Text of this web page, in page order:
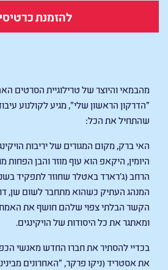
להזמנת
מהבמאי והיוצר של טרילוגיית הסרטים
"הדרקון הראשון שלי", מגיע לקולנוע
שהתחיל את הכל:
האי ברק, מקום המגורים של יריבות
היומין, היקאפ הוא עוף מוזר והבן הפחות
הרחב (ג'רארד באטלר שחוזר לתפקיד
המנהג העתיק כשהוא מתחבר לשום שן,
הקשר הבלתי צפוי שלהם חושף את
ומאתגר את כל היסודות של הויקינגים.
בכדיי להסתיר את חברו החדש מאנשי
את אסטריד (ניקו פרקר, "האחרונים